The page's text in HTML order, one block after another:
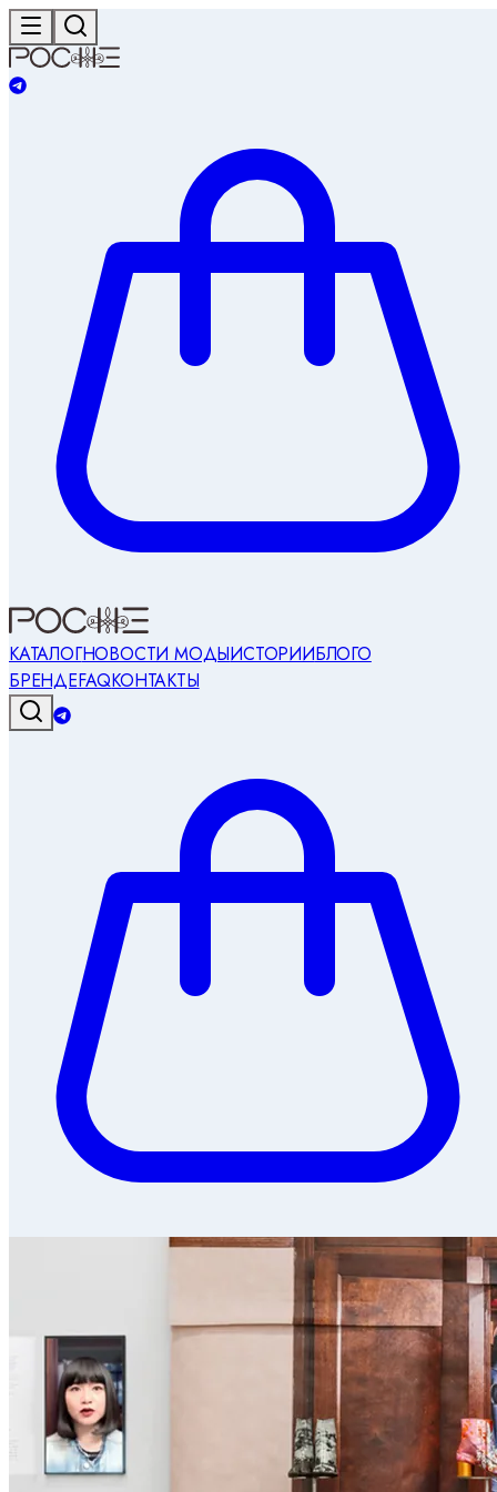
КАТАЛОГНОВОСТИ МОДЫИСТОРИИБЛОГО
БРЕНДЕFAQКОНТАКТЫ